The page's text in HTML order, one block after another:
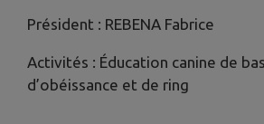
Président : REBENA Fabrice
Activités : Éducation canine de
d’obéissance et de ring